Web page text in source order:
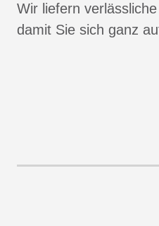
Wir liefern
damit Sie sich ganz